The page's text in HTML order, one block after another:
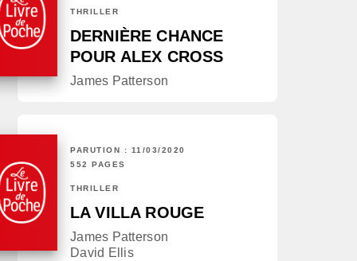
THRILLER
DERNIÈRE CHANCE
POUR ALEX CROSS
James Patterson
PARUTION : 11/03/2020
552 PAGES
THRILLER
LA VILLA ROUGE
James Patterson
David Ellis